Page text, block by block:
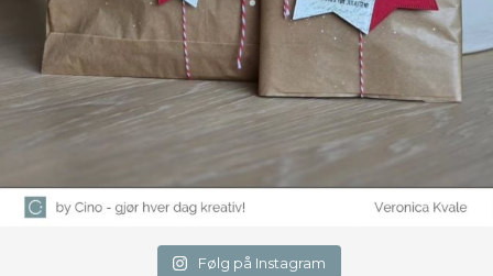
Følg på Instagram